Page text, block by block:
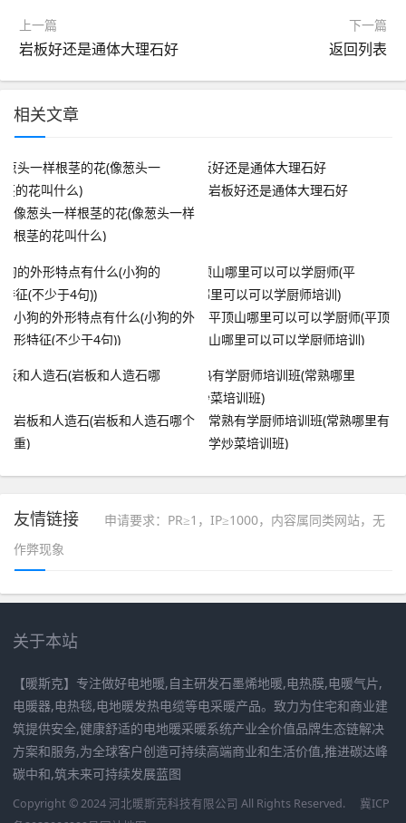
上一篇
岩板好还是通体大理石好
下一篇
返回列表
相关文章
像葱头一样根茎的花(像葱头一样
根茎的花叫什么)
岩板好还是通体大理石好
小狗的外形特点有什么(小狗的外
形特征(不少于4句))
平顶山哪里可以可以学厨师(平顶
山哪里可以可以学厨师培训)
岩板和人造石(岩板和人造石哪个
重)
常熟有学厨师培训班(常熟哪里有
学炒菜培训班)
友情链接
申请要求：PR≥1，IP≥1000，内容属同类网站，无
作弊现象
关于本站
【暖斯克】专注做好电地暖,自主研发石墨烯地暖,电热膜,电暖气片,
电暖器,电热毯,电地暖发热电缆等电采暖产品。致力为住宅和商业建
筑提供安全,健康舒适的电地暖采暖系统产业全价值品牌生态链解决
方案和服务,为全球客户创造可持续高端商业和生活价值,推进碳达峰
碳中和,筑未来可持续发展蓝图
Copyright © 2024 河北暖斯克科技有限公司 All Rights Reserved.
冀ICP